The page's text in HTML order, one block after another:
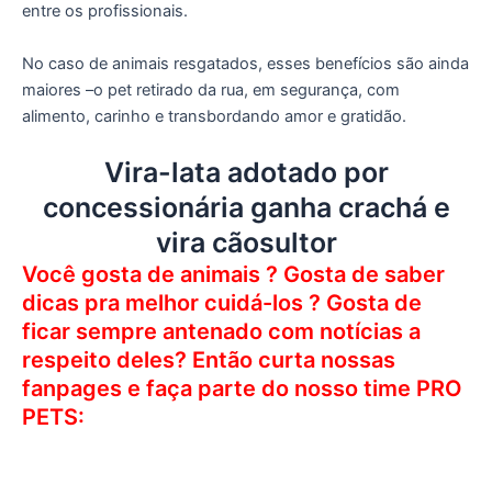
entre os profissionais.
No caso de animais resgatados, esses benefícios são ainda
maiores –o pet retirado da rua, em segurança, com
alimento, carinho e transbordando amor e gratidão.
Vira-lata adotado por
concessionária ganha crachá e
vira cãosultor
Você gosta de animais ? Gosta de saber
dicas pra melhor cuidá-los ? Gosta de
ficar sempre antenado com notícias a
respeito deles? Então curta nossas
fanpages e faça parte do nosso time PRO
PETS: